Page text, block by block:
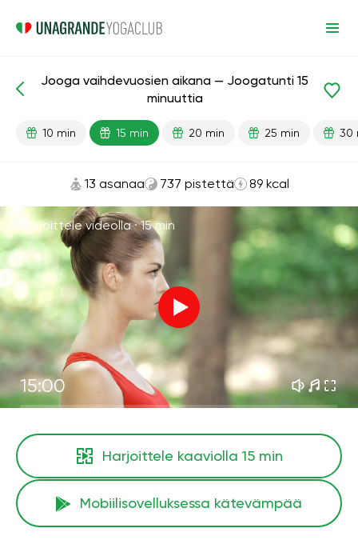
Ikä
Jooga vaihdevuosien aikana — Joogatunti 15
minuuttia
10 min 15 min 20 min 25 min 30
13 asanaa 737 pistettä 89 kcal
Harjoittele videolla ·15 min
15:00
Harjoittele kaaviolla 15 min
Mobiilisovelluksessa kätevämpää